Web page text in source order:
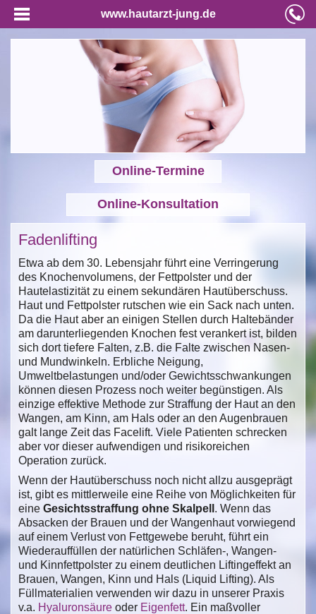
www.hautarzt-jung.de
Online-Termine
Online-Konsultation
Fadenlifting
Etwa ab dem 30. Lebensjahr führt eine Verringerung
des Knochenvolumens, der Fettpolster und der
Hautelastizität zu einem sekundären Hautüberschuss.
Haut und Fettpolster rutschen wie ein Sack nach unten.
Da die Haut aber an einigen Stellen durch Haltebänder
am darunterliegenden Knochen fest verankert ist, bilden
sich dort tiefere Falten, z.B. die Falte zwischen Nasen-
und Mundwinkeln. Erbliche Neigung,
Umweltbelastungen und/oder Gewichtsschwankungen
können diesen Prozess noch weiter begünstigen. Als
einzige effektive Methode zur Straffung der Haut an den
Wangen, am Kinn, am Hals oder an den Augenbrauen
galt lange Zeit das Facelift. Viele Patienten schrecken
aber vor dieser aufwendigen und risikoreichen
Operation zurück.
Wenn der Hautüberschuss noch nicht allzu ausgeprägt
ist, gibt es mittlerweile eine Reihe von Möglichkeiten für
eine Gesichtsstraffung ohne Skalpell . Wenn das
Absacken der Brauen und der Wangenhaut vorwiegend
auf einem Verlust von Fettgewebe beruht, führt ein
Wiederauffüllen der natürlichen Schläfen-, Wangen-
und Kinnfettpolster zu einem deutlichen Liftingeffekt an
Brauen, Wangen, Kinn und Hals (Liquid Lifting). Als
Füllmaterialien verwenden wir dazu in unserer Praxis
v.a. Hyaluronsäure oder Eigenfett. Ein maßvoller